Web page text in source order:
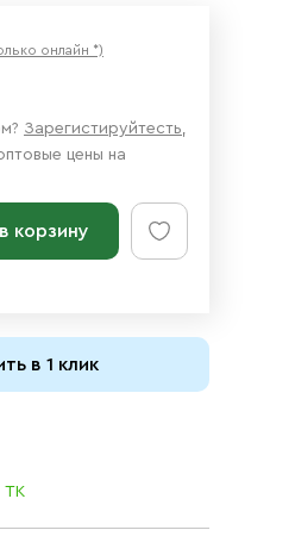
онлайн *)
Зарегистируйтесть,
цены на
корзину
в 1 клик
ТК